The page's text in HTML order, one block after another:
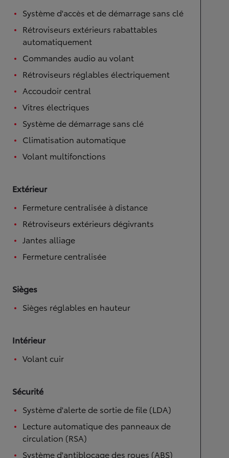
Système d'accès et de démarrage sans clé
Rétroviseurs extérieurs rabattables
automatiquement
Commandes audio au volant
Rétroviseurs réglables électriquement
Accoudoir central
Vitres électriques
Système de démarrage sans clé
Climatisation automatique
Volant multifonctions
Extérieur
Fermeture centralisée à distance
Rétroviseurs extérieurs dégivrants
Jantes alliage
Fermeture centralisée
Sièges
Sièges réglables en hauteur
Intérieur
Volant cuir
Sécurité
Système d'alerte de sortie de file (LDA)
Lecture automatique des panneaux de
circulation (RSA)
Système d'antiblocage des roues (ABS)